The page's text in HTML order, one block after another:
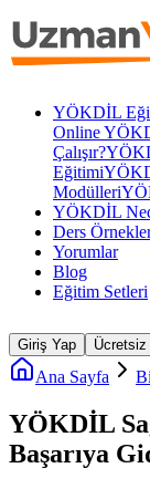
YÖKDİL
Online
Çalışır?
Eğitimi
Modülleri
YÖKDİL
Ders
Yorumlar
Blog
Eğitim Setleri
Giriş Yap Ücretsiz
Ana Sayfa
YÖKDİL
Başarıya